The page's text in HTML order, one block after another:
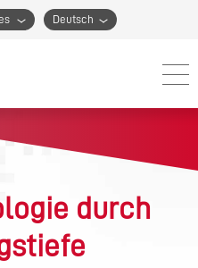
Deutsch
durch